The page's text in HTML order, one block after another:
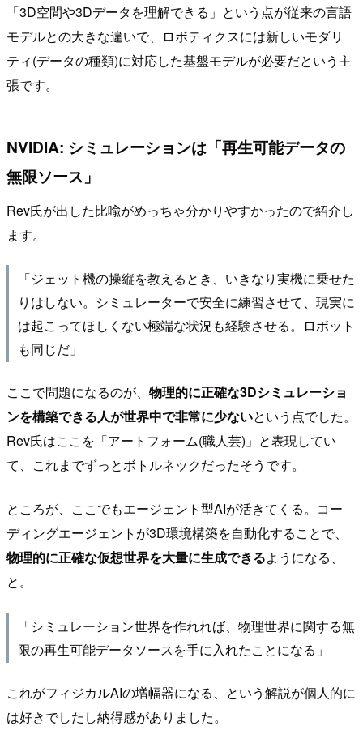
「3D空間や3Dデータを理解できる」という点が従来の言語
モデルとの大きな違いで、ロボティクスには新しいモダリ
ティ(データの種類)に対応した基盤モデルが必要だという主
張です。
NVIDIA: シミュレーションは「再生可能データの
無限ソース」
Rev氏が出した比喩がめっちゃ分かりやすかったので紹介し
ます。
「ジェット機の操縦を教えるとき、いきなり実機に乗せた
りはしない。シミュレーターで安全に練習させて、現実に
は起こってほしくない極端な状況も経験させる。ロボット
も同じだ」
ここで問題になるのが、 物理的に正確な3Dシミュレーショ
ンを構築できる人が世界中で非常に少ないという点でした。
Rev氏はここを「アートフォーム(職人芸)」と表現してい
て、これまでずっとボトルネックだったそうです。
ところが、ここでもエージェント型AIが活きてくる。コー
ディングエージェントが3D環境構築を自動化することで、
物理的に正確な仮想世界を大量に生成できるようになる、
と。
「シミュレーション世界を作れれば、物理世界に関する無
限の再生可能データソースを手に入れたことになる」
これがフィジカルAIの増幅器になる、という解説が個人的に
は好きでしたし納得感がありました。